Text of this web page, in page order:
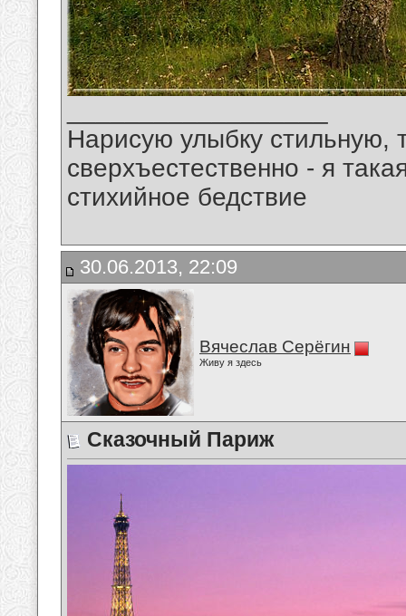
Нарисую улыбку стильную,
сверхъестественно - я
стихийное бедствие
30.06.2013, 22:09
Вячеслав Серёгин
Живу я здесь
Сказочный Париж